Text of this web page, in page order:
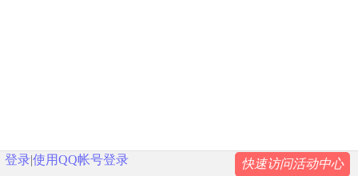
快速访问活动中心
登录|使用QQ帐号登录